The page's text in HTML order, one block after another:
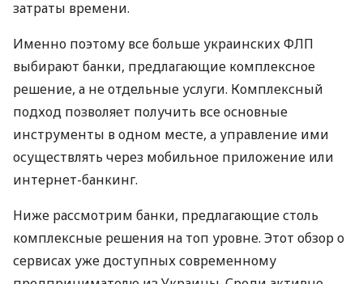
затраты времени.
Именно поэтому все больше украинских ФЛП
выбирают банки, предлагающие комплексное
решение, а не отдельные услуги. Комплексный
подход позволяет получить все основные
инструменты в одном месте, а управление ими
осуществлять через мобильное приложение или
интернет-банкинг.
Ниже рассмотрим банки, предлагающие столь
комплексные решения на топ уровне. Этот обзор о
сервисах уже доступных современному